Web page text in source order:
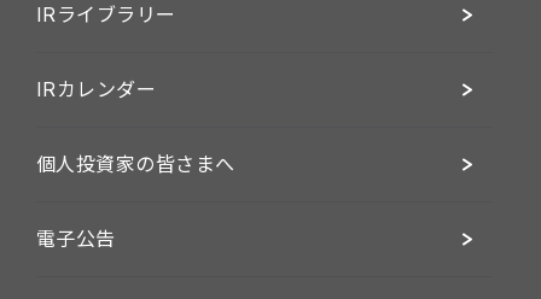
IRライブラリー
IRカレンダー
個人投資家の皆さまへ
電子公告